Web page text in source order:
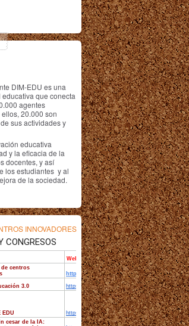
DIM-EDU es una
que conecta
agentes
20.000 son
sus actividades y
educativa
y la eficacia de la
docentes, y así
los estudiantes y al
de la sociedad.
INNOVADORES